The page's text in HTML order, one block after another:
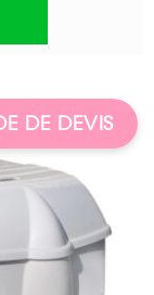
DE DEVIS